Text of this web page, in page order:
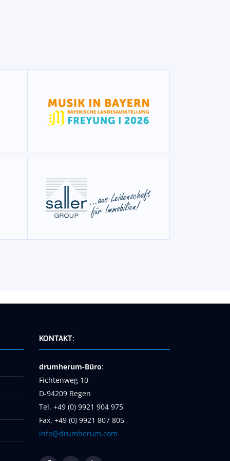
KONTAKT:
drumherum-Büro:
Fichtenweg 10
D-94209 Regen
Tel. +49 (0) 9921 904 975
Fax. +49 (0) 9921 807 805
info@drumherum.com